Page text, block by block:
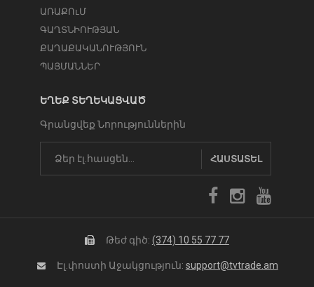
ԱՌԱՔՈւՄ
ԳԱՂՏՆԻՈՒԹՅԱՆ
ՔԱՂԱՔԱԿԱՆՈՒԹՅՈՒՆ
ՊԱՅՄԱՆՆԵՐ
ԵՂԵՔ ՏԵՂԵԿԱՑՎԱԾ
Գրանցվեք Նորություններին
ՀԱՍՏԱՏԵԼ
Թեժ գիծ: (374) 10 55 77 77
Էլ.փոստի Աջակցություն: support@tvtrade.am